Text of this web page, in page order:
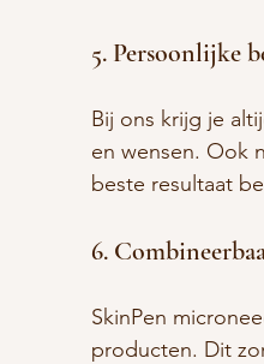
5. Persoonlijke
Bij ons krijg je
en wensen. Ook
beste resultaat
6.
SkinPen
producten. Dit